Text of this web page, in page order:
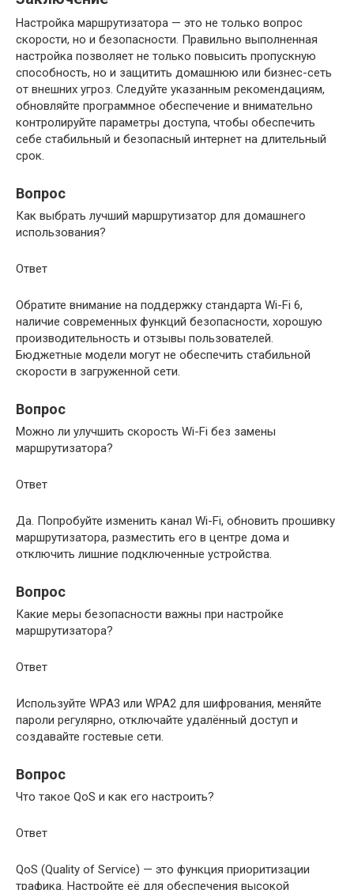
Настройка маршрутизатора — это не только вопрос
скорости, но и безопасности. Правильно выполненная
настройка позволяет не только повысить пропускную
способность, но и защитить домашнюю или бизнес-сеть
от внешних угроз. Следуйте указанным рекомендациям,
обновляйте программное обеспечение и внимательно
контролируйте параметры доступа, чтобы обеспечить
себе стабильный и безопасный интернет на длительный
срок.
Вопрос
Как выбрать лучший маршрутизатор для домашнего
использования?
Ответ
Обратите внимание на поддержку стандарта Wi-Fi 6,
наличие современных функций безопасности, хорошую
производительность и отзывы пользователей.
Бюджетные модели могут не обеспечить стабильной
скорости в загруженной сети.
Вопрос
Можно ли улучшить скорость Wi-Fi без замены
маршрутизатора?
Ответ
Да. Попробуйте изменить канал Wi-Fi, обновить прошивку
маршрутизатора, разместить его в центре дома и
отключить лишние подключенные устройства.
Вопрос
Какие меры безопасности важны при настройке
маршрутизатора?
Ответ
Используйте WPA3 или WPA2 для шифрования, меняйте
пароли регулярно, отключайте удалённый доступ и
создавайте гостевые сети.
Вопрос
Что такое QoS и как его настроить?
Ответ
QoS (Quality of Service) — это функция приоритизации
трафика. Настройте её для обеспечения высокой